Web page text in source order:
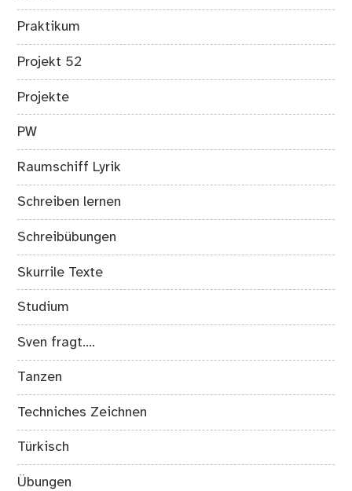
Praktikum
Projekt 52
Projekte
PW
Raumschiff Lyrik
Schreiben lernen
Schreibübungen
Skurrile Texte
Studium
Sven fragt….
Tanzen
Techniches Zeichnen
Türkisch
Übungen